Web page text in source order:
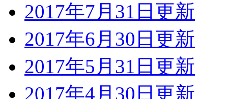
2017年7月31日更新
2017年6月30日更新
2017年5月31日更新
2017年4月30日更新